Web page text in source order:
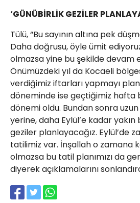
‘GÜNÜBİRLİK GEZİLER
Tülü, “Bu sayının altına pek
Daha doğrusu, öyle ümit
olmazsa yine bu şekilde devam
Önümüzdeki yıl da Kocaeli
verdiğimiz iftarları yapmayı
döneminde ise geçtiğimiz hafta
dönemi oldu. Bundan sonra
yerine, daha Eylül’e kadar
geziler planlayacağız. Eylül’de
tatilimiz var. İnşallah o zamana
olmazsa bu tatil planımızı da
diyerek açıklamalarını